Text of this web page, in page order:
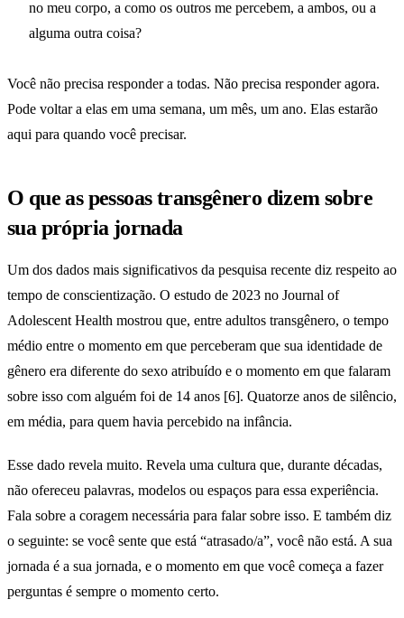
no meu corpo, a como os outros me percebem, a ambos, ou a
alguma outra coisa?
Você não precisa responder a todas. Não precisa responder agora.
Pode voltar a elas em uma semana, um mês, um ano. Elas estarão
aqui para quando você precisar.
O que as pessoas transgênero dizem sobre
sua própria jornada
Um dos dados mais significativos da pesquisa recente diz respeito ao
tempo de conscientização. O estudo de 2023 no Journal of
Adolescent Health mostrou que, entre adultos transgênero, o tempo
médio entre o momento em que perceberam que sua identidade de
gênero era diferente do sexo atribuído e o momento em que falaram
sobre isso com alguém foi de 14 anos [6]. Quatorze anos de silêncio,
em média, para quem havia percebido na infância.
Esse dado revela muito. Revela uma cultura que, durante décadas,
não ofereceu palavras, modelos ou espaços para essa experiência.
Fala sobre a coragem necessária para falar sobre isso. E também diz
o seguinte: se você sente que está “atrasado/a”, você não está. A sua
jornada é a sua jornada, e o momento em que você começa a fazer
perguntas é sempre o momento certo.